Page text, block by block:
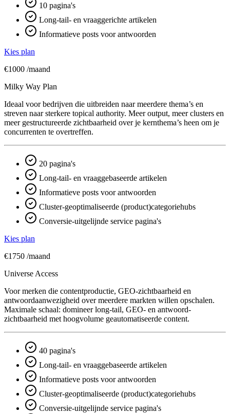
10 pagina's
Long-tail- en vraaggerichte artikelen
Informatieve posts voor antwoorden
Kies plan
€1000 /maand
Milky Way Plan
Ideaal voor bedrijven die uitbreiden naar meerdere thema’s en
streven naar sterkere topical authority. Meer output, meer clusters en
meer gestructureerde zichtbaarheid over je kern­thema’s heen om je
concurrenten te overtreffen.
20 pagina's
Long-tail- en vraaggebaseerde artikelen
Informatieve posts voor antwoorden
Cluster-geoptimaliseerde (product)categoriehubs
Conversie-uitgelijnde service pagina's
Kies plan
€1750 /maand
Universe Access
Voor merken die contentproductie, GEO-zichtbaarheid en
antwoord­aanwezigheid over meerdere markten willen opschalen.
Maximale schaal: domineer long-tail, GEO- en antwoord­
zichtbaarheid met hoogvolume geautomatiseerde content.
40 pagina's
Long-tail- en vraaggebaseerde artikelen
Informatieve posts voor antwoorden
Cluster-geoptimaliseerde (product)categoriehubs
Conversie-uitgelijnde service pagina's